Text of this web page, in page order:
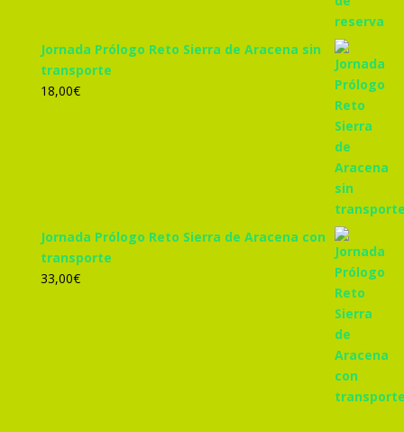
Jornada Prólogo Reto Sierra de Aracena sin
transporte
18,00€
Jornada Prólogo Reto Sierra de Aracena con
transporte
33,00€